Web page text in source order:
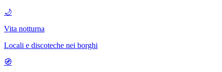
🌙
Vita notturna
Locali e discoteche nei borghi
🧭